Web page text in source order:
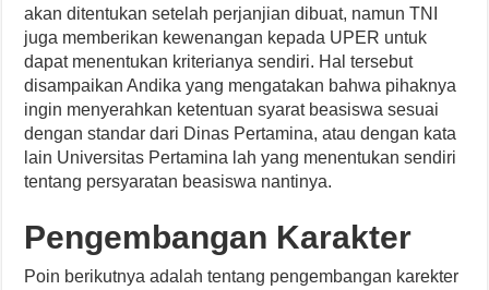
akan ditentukan setelah perjanjian dibuat, namun TNI
juga memberikan kewenangan kepada UPER untuk
dapat menentukan kriterianya sendiri. Hal tersebut
disampaikan Andika yang mengatakan bahwa pihaknya
ingin menyerahkan ketentuan syarat beasiswa sesuai
dengan standar dari Dinas Pertamina, atau dengan kata
lain Universitas Pertamina lah yang menentukan sendiri
tentang persyaratan beasiswa nantinya.
Pengembangan Karakter
Poin berikutnya adalah tentang pengembangan karekter